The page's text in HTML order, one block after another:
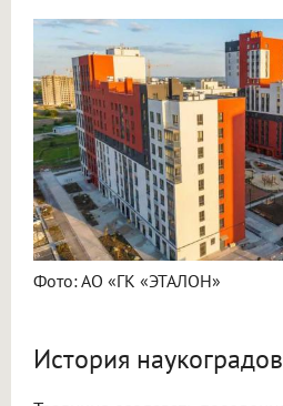
Фото: АО «ГК «ЭТАЛОН»
История